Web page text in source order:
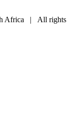
Africa | All rights